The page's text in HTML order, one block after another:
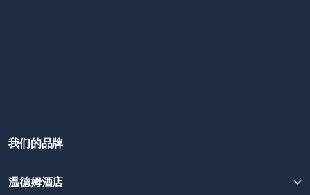
我们的品牌
温德姆酒店